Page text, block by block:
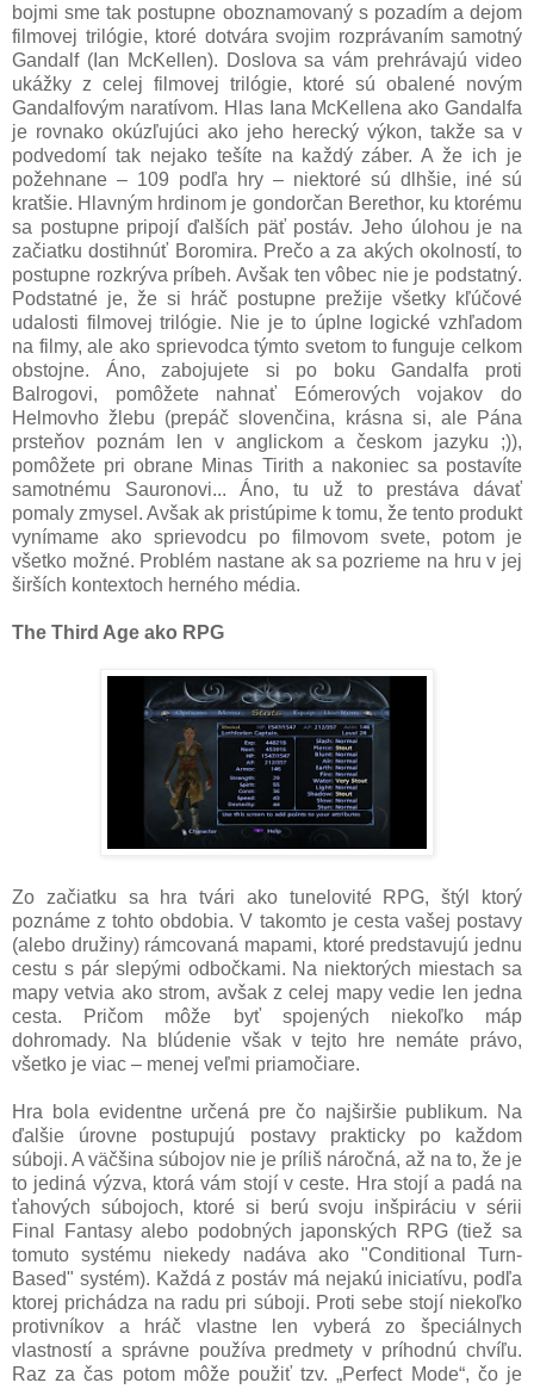
bojmi sme tak postupne oboznamovaný s pozadím a dejom
filmovej trilógie, ktoré dotvára svojim rozprávaním samotný
Gandalf (Ian McKellen). Doslova sa vám prehrávajú video
ukážky z celej filmovej trilógie, ktoré sú obalené novým
Gandalfovým naratívom. Hlas Iana McKellena ako Gandalfa
je rovnako okúzľujúci ako jeho herecký výkon, takže sa v
podvedomí tak nejako tešíte na každý záber. A že ich je
požehnane – 109 podľa hry – niektoré sú dlhšie, iné sú
kratšie. Hlavným hrdinom je gondorčan Berethor, ku ktorému
sa postupne pripojí ďalších päť postáv. Jeho úlohou je na
začiatku dostihnúť Boromira. Prečo a za akých okolností, to
postupne rozkrýva príbeh. Avšak ten vôbec nie je podstatný.
Podstatné je, že si hráč postupne prežije všetky kľúčové
udalosti filmovej trilógie. Nie je to úplne logické vzhľadom
na filmy, ale ako sprievodca týmto svetom to funguje celkom
obstojne. Áno, zabojujete si po boku Gandalfa proti
Balrogovi, pomôžete nahnať Eómerových vojakov do
Helmovho žlebu (prepáč slovenčina, krásna si, ale Pána
prsteňov poznám len v anglickom a českom jazyku ;)),
pomôžete pri obrane Minas Tirith a nakoniec sa postavíte
samotnému Sauronovi... Áno, tu už to prestáva dávať
pomaly zmysel. Avšak ak pristúpime k tomu, že tento produkt
vynímame ako sprievodcu po filmovom svete, potom je
všetko možné. Problém nastane ak sa pozrieme na hru v jej
širších kontextoch herného média.
The Third Age ako RPG
Zo začiatku sa hra tvári ako tunelovité RPG, štýl ktorý
poznáme z tohto obdobia. V takomto je cesta vašej postavy
(alebo družiny) rámcovaná mapami, ktoré predstavujú jednu
cestu s pár slepými odbočkami. Na niektorých miestach sa
mapy vetvia ako strom, avšak z celej mapy vedie len jedna
cesta. Pričom môže byť spojených niekoľko máp
dohromady. Na blúdenie však v tejto hre nemáte právo,
všetko je viac – menej veľmi priamočiare.
Hra bola evidentne určená pre čo najširšie publikum. Na
ďalšie úrovne postupujú postavy prakticky po každom
súboji. A väčšina súbojov nie je príliš náročná, až na to, že je
to jediná výzva, ktorá vám stojí v ceste. Hra stojí a padá na
ťahových súbojoch, ktoré si berú svoju inšpiráciu v sérii
Final Fantasy alebo podobných japonských RPG (tiež sa
tomuto systému niekedy nadáva ako "Conditional Turn-
Based" systém). Každá z postáv má nejakú iniciatívu, podľa
ktorej prichádza na radu pri súboji. Proti sebe stojí niekoľko
protivníkov a hráč vlastne len vyberá zo špeciálnych
vlastností a správne používa predmety v príhodnú chvíľu.
Raz za čas potom môže použiť tzv. „Perfect Mode“, čo je